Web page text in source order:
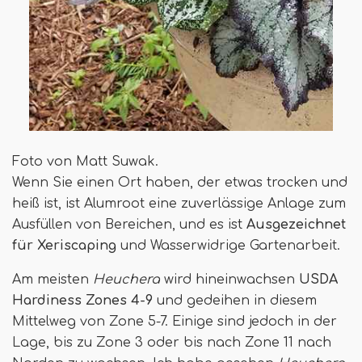
Foto von Matt Suwak.
Wenn Sie einen Ort haben, der etwas trocken und
heiß ist, ist Alumroot eine zuverlässige Anlage zum
Ausfüllen von Bereichen, und es ist Ausgezeichnet
für Xeriscaping und Wasserwidrige Gartenarbeit.
Am meisten Heuchera wird hineinwachsen USDA
Hardiness Zones 4-9 und gedeihen in diesem
Mittelweg von Zone 5-7. Einige sind jedoch in der
Lage, bis zu Zone 3 oder bis nach Zone 11 nach